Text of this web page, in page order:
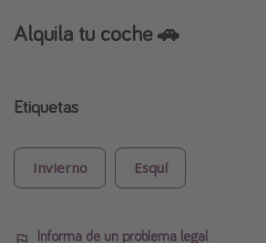
Alquila tu coche 🚗
Etiquetas
Invierno Esquí
Informa de un problema legal